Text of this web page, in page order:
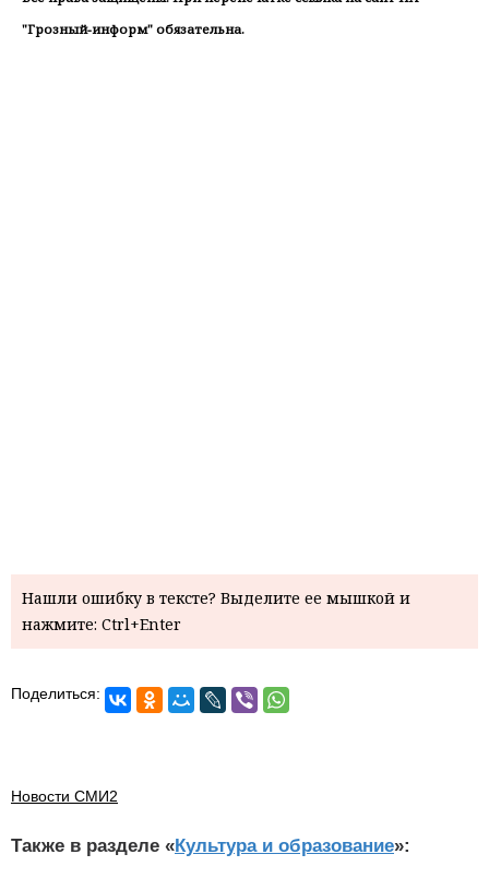
"Грозный-информ" обязательна.
Нашли ошибку в тексте? Выделите ее мышкой и
нажмите: Ctrl+Enter
Поделиться:
Новости СМИ2
Также в разделе «Культура и образование»: